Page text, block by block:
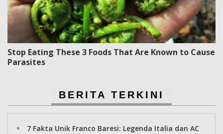
Stop Eating These 3 Foods That Are Known to Cause
Parasites
BERITA TERKINI
7 Fakta Unik Franco Baresi: Legenda Italia dan AC